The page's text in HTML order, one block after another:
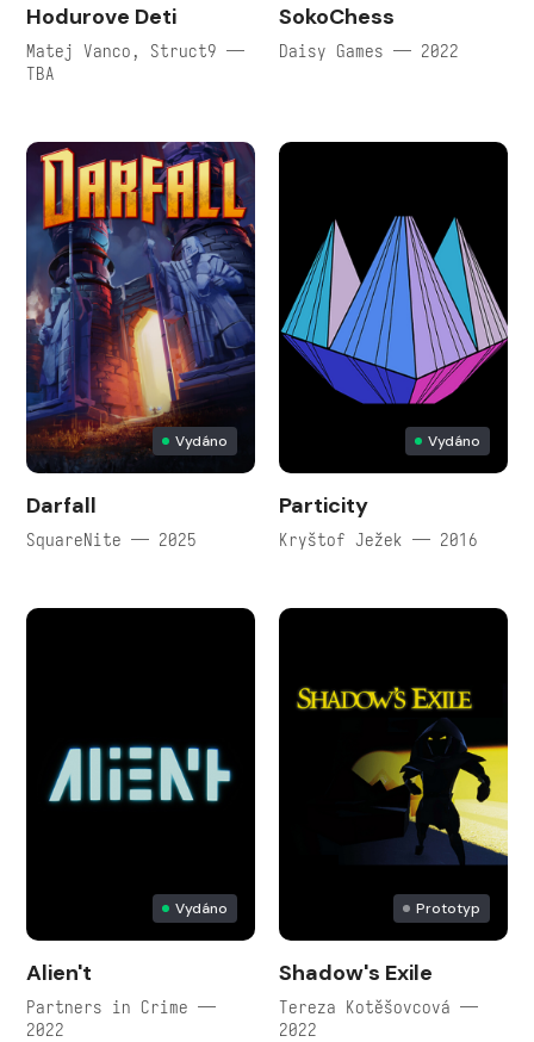
Hodurove Deti
Matej Vanco, Struct9 —
TBA
SokoChess
Daisy Games — 2022
Vydáno
Darfall
SquareNite — 2025
Vydáno
Particity
Kryštof Ježek — 2016
Vydáno
Alien't
Partners in Crime —
2022
Prototyp
Shadow's Exile
Tereza Kotěšovcová —
2022